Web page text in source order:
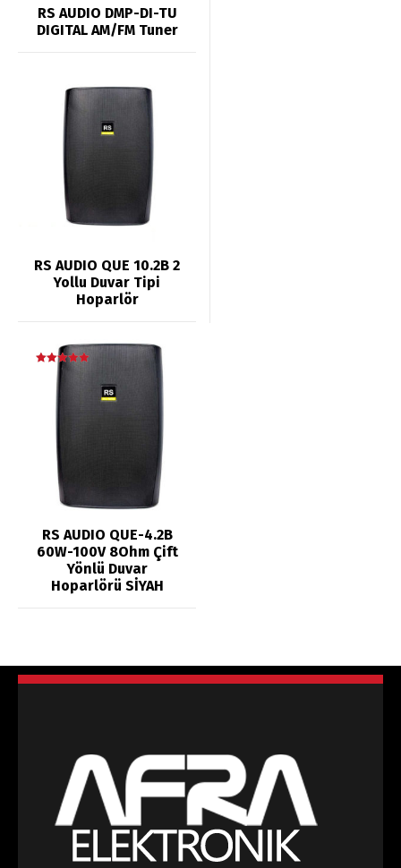
RS AUDIO DMP-DI-TU
DIGITAL AM/FM Tuner
RS AUDIO QUE 10.2B 2
Yollu Duvar Tipi
Hoparlör
5 üzerinden
RS AUDIO QUE-4.2B
60W-100V 8Ohm Çift
Yönlü Duvar
Hoparlörü SİYAH